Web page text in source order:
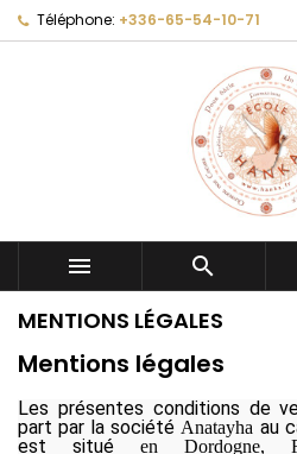
Téléphone: +336-65-54-10-71
 
MENTIONS LÉGALES
Mentions légales
Les présentes conditions de
part par la société Anatayha au
est situé en Dordogne,
Ajouter à ma liste
Créer une nouvelle liste
((modalTitle))
((confirmMessage))
((cancelText))
Créer une liste
Nom de la liste d'envies
Connexion
Vous devez être connecté
à votre liste d'envies.